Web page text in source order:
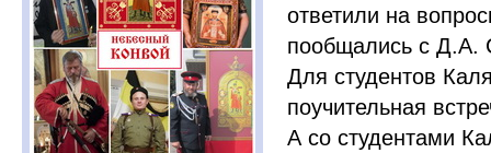
ответили на
пообщались с Д.А.
Для студентов
поучительная
А со студентами